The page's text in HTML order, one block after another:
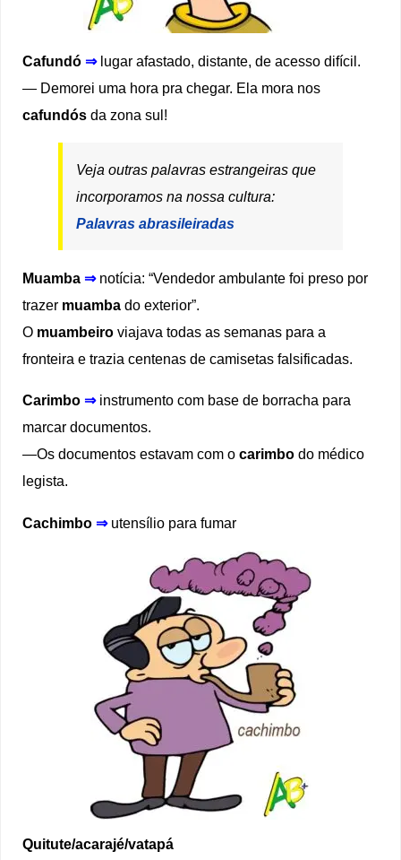
Cafundó ⇒lugar afastado, distante, de acesso difícil.
— Demorei uma hora pra chegar. Ela mora nos
cafundós da zona sul!
Veja outras palavras estrangeiras que
incorporamos na nossa cultura:
Palavras abrasileiradas
Muamba ⇒notícia: “Vendedor ambulante foi preso por
trazer muamba do exterior”.
O muambeiro viajava todas as semanas para a
fronteira e trazia centenas de camisetas falsificadas.
Carimbo ⇒instrumento com base de borracha para
marcar documentos.
—Os documentos estavam com ocarimbo do médico
legista.
Cachimbo ⇒utensílio para fumar
Quitute/acarajé/vatapá